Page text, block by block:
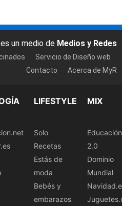
un medio de Medios y Redes
Servicio de Diseño web
Contacto
Acerca de MyR
LIFESTYLE
Solo
Recetas
Estás de
moda
Bebés y
embarazos
MIX
Educación
2.0
Dominio
Mundial